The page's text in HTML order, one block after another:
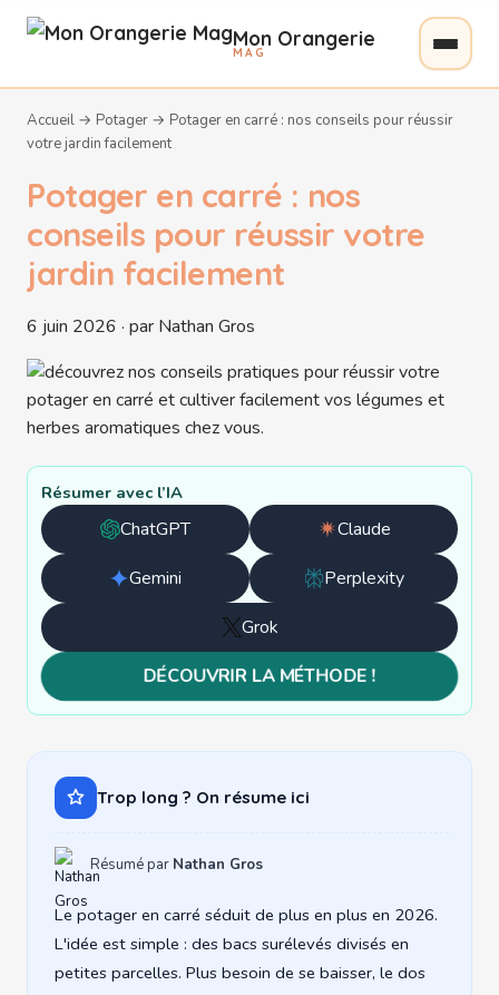
Mon Orangerie
MAG
Accueil → Potager → Potager en carré : nos conseils pour réussir
votre jardin facilement
Potager en carré : nos
conseils pour réussir votre
jardin facilement
6 juin 2026 · par Nathan Gros
Résumer avec l’IA
ChatGPT
Ouvrir
avec
Claude
Ouvrir
avec
Claude
Gemini
Ouvrir
Perplexity
Ouvrir
Grok
Ouvrir
avec
DÉCOUVRIR LA MÉTHODE !
Trop long ? On résume ici
Résumé par Nathan Gros
Le potager en carré séduit de plus en plus en 2026.
L'idée est simple : des bacs surélevés divisés en
petites parcelles. Plus besoin de se baisser, le dos